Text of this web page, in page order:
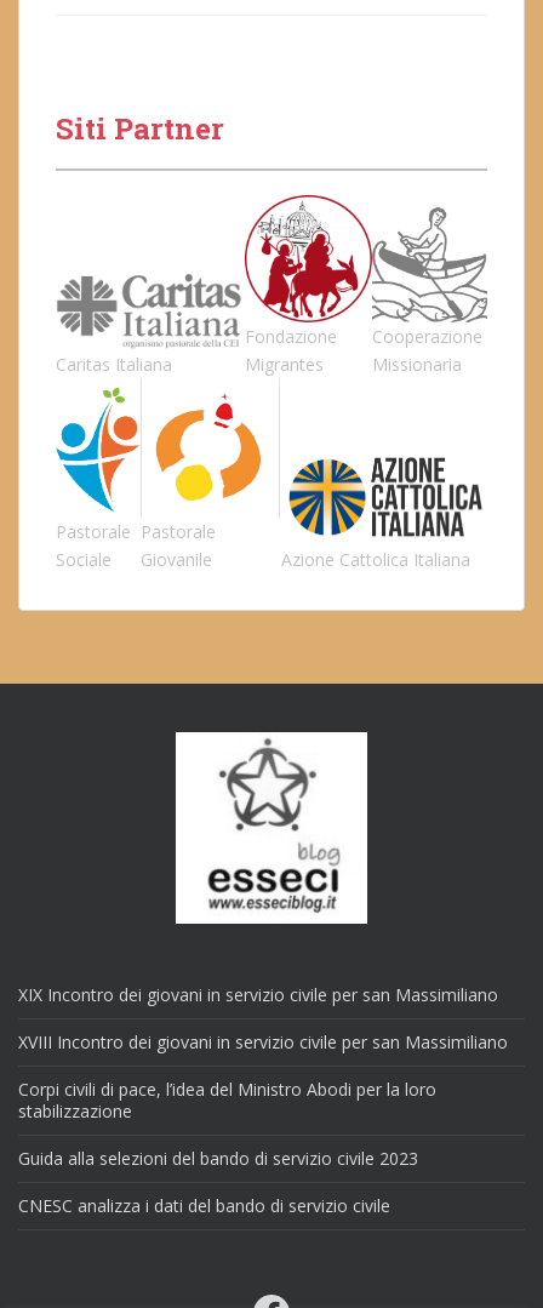
Siti Partner
Caritas Italiana
Fondazione
Migrantes
Cooperazione
Missionaria
Pastorale
Sociale
Pastorale
Giovanile
Azione Cattolica Italiana
XIX Incontro dei giovani in servizio civile per san Massimiliano
XVIII Incontro dei giovani in servizio civile per san Massimiliano
Corpi civili di pace, l’idea del Ministro Abodi per la loro
stabilizzazione
Guida alla selezioni del bando di servizio civile 2023
CNESC analizza i dati del bando di servizio civile